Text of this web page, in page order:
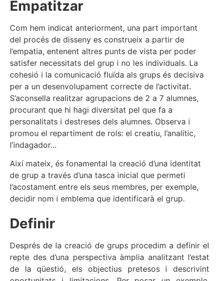
Empatitzar
Com hem indicat anteriorment, una part important
del procés de disseny es construeix a partir de
l’empatia, entenent altres punts de vista per poder
satisfer necessitats del grup i no les individuals. La
cohesió i la comunicació fluïda als grups és decisiva
per a un desenvolupament correcte de l’activitat.
S’aconsella realitzar agrupacions de 2 a 7 alumnes,
procurant que hi hagi diversitat pel que fa a
personalitats i destreses dels alumnes. Observa i
promou el repartiment de rols: el creatiu, l’analític,
l’indagador…
Així mateix, és fonamental la creació d’una identitat
de grup a través d’una tasca inicial que permeti
l’acostament entre els seus membres, per exemple,
decidir nom i emblema que identificarà el grup.
Definir
Després de la creació de grups procedim a definir el
repte des d’una perspectiva àmplia analitzant l’estat
de la qüestió, els objectius pretesos i descrivint